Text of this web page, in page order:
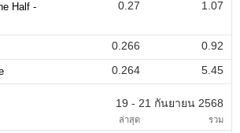
Half -
0.27 1.07
0.266
0.92
0.264 5.45
19 - 21 กันยายน 2568
ล่าสุด รวม